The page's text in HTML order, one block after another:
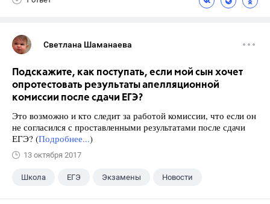
Светлана Шаманаева
Подскажите, как поступать, если мой сын хочет
опротестовать результаты апелляционной
комиссии после сдачи ЕГЭ?
Это возможно и кто следит за работой комиссии, что если он
не согласился с проставленными результатами после сдачи
ЕГЭ? (Подробнее...)
13 октября 2017
Школа ЕГЭ Экзамены Новости